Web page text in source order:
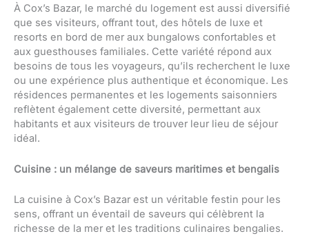
À Cox’s Bazar, le marché du logement est aussi diversifié
que ses visiteurs, offrant tout, des hôtels de luxe et
resorts en bord de mer aux bungalows confortables et
aux guesthouses familiales. Cette variété répond aux
besoins de tous les voyageurs, qu’ils recherchent le luxe
ou une expérience plus authentique et économique. Les
résidences permanentes et les logements saisonniers
reflètent également cette diversité, permettant aux
habitants et aux visiteurs de trouver leur lieu de séjour
idéal.
Cuisine : un mélange de saveurs maritimes et bengalis
La cuisine à Cox’s Bazar est un véritable festin pour les
sens, offrant un éventail de saveurs qui célèbrent la
richesse de la mer et les traditions culinaires bengalies.